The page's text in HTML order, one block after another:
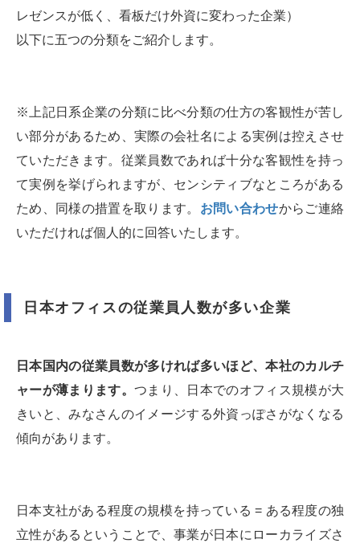
レゼンスが低く、看板だけ外資に変わった企業）
以下に五つの分類をご紹介します。
※上記日系企業の分類に比べ分類の仕方の客観性が苦し
い部分があるため、実際の会社名による実例は控えさせ
ていただきます。従業員数であれば十分な客観性を持っ
て実例を挙げられますが、センシティブなところがある
ため、同様の措置を取ります。 お問い合わせからご連絡
いただければ個人的に回答いたします。
日本オフィスの従業員人数が多い企業
日本国内の従業員数が多ければ多いほど、本社のカルチ
ャーが薄まります。 つまり、日本でのオフィス規模が大
きいと、みなさんのイメージする外資っぽさがなくなる
傾向があります。
日本支社がある程度の規模を持っている = ある程度の独
立性があるということで、事業が日本にローカライズさ